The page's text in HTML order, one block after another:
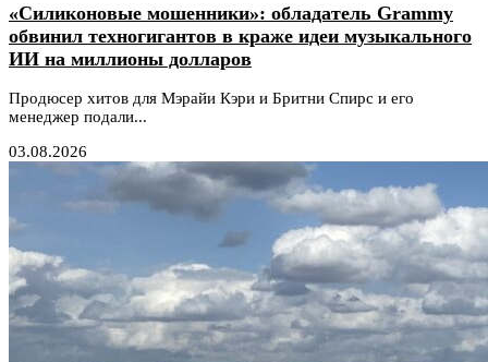
«Силиконовые мошенники»: обладатель Grammy
обвинил техногигантов в краже идеи музыкального
ИИ на миллионы долларов
Продюсер хитов для Мэрайи Кэри и Бритни Спирс и его
менеджер подали...
03.08.2026